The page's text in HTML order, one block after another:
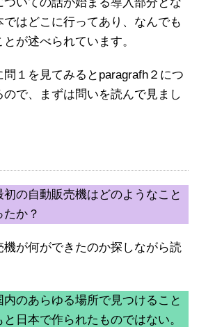
はどこに行ってあり、なんでも
が述べられています。
１を見てみるとparagrafh２につ
で、まずは問いを読んで見まし
の自動販売機はどのようなこと
か？
機が何ができたのか探しながら読
のあらゆる場所で見つけること
日本で作られたものではない。